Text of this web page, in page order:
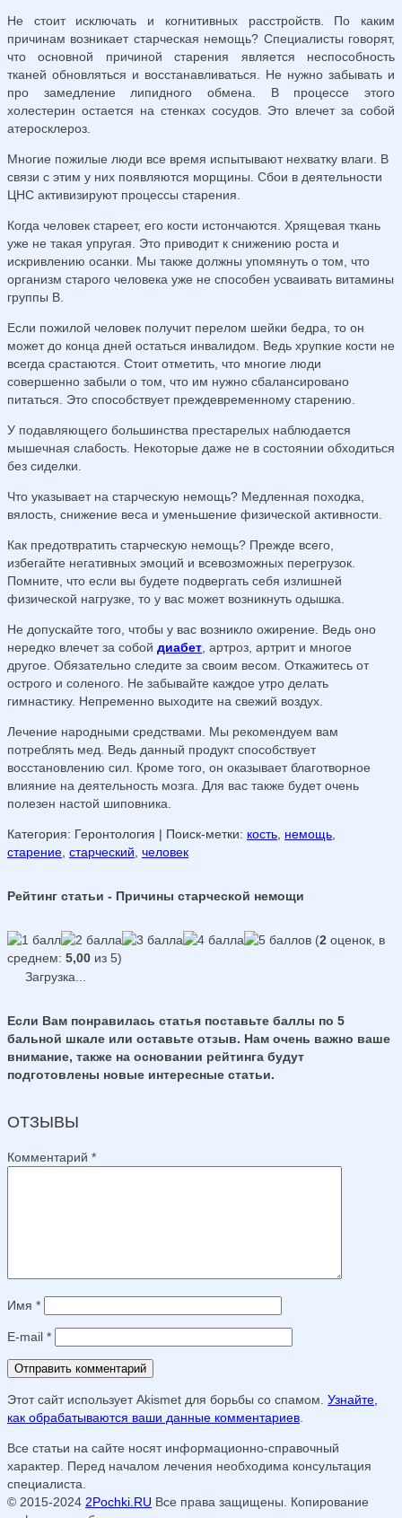
Не стоит исключать и когнитивных расстройств. По каким
причинам возникает старческая немощь? Специалисты говорят,
что основной причиной старения является неспособность
тканей обновляться и восстанавливаться. Не нужно забывать и
про замедление липидного обмена. В процессе этого
холестерин остается на стенках сосудов. Это влечет за собой
атеросклероз.
Многие пожилые люди все время испытывают нехватку влаги. В
связи с этим у них появляются морщины. Сбои в деятельности
ЦНС активизируют процессы старения.
Когда человек стареет, его кости истончаются. Хрящевая ткань
уже не такая упругая. Это приводит к снижению роста и
искривлению осанки. Мы также должны упомянуть о том, что
организм старого человека уже не способен усваивать витамины
группы В.
Если пожилой человек получит перелом шейки бедра, то он
может до конца дней остаться инвалидом. Ведь хрупкие кости не
всегда срастаются. Стоит отметить, что многие люди
совершенно забыли о том, что им нужно сбалансировано
питаться. Это способствует преждевременному старению.
У подавляющего большинства престарелых наблюдается
мышечная слабость. Некоторые даже не в состоянии обходиться
без сиделки.
Что указывает на старческую немощь? Медленная походка,
вялость, снижение веса и уменьшение физической активности.
Как предотвратить старческую немощь? Прежде всего,
избегайте негативных эмоций и всевозможных перегрузок.
Помните, что если вы будете подвергать себя излишней
физической нагрузке, то у вас может возникнуть одышка.
Не допускайте того, чтобы у вас возникло ожирение. Ведь оно
нередко влечет за собой диабет , артроз, артрит и многое
другое. Обязательно следите за своим весом. Откажитесь от
острого и соленого. Не забывайте каждое утро делать
гимнастику. Непременно выходите на свежий воздух.
Лечение народными средствами. Мы рекомендуем вам
потреблять мед. Ведь данный продукт способствует
восстановлению сил. Кроме того, он оказывает благотворное
влияние на деятельность мозга. Для вас также будет очень
полезен настой шиповника.
Категория: Геронтология | Поиск-метки: кость немощь
старение старческий человек
Рейтинг статьи - Причины старческой немощи
(2 оценок, в
среднем: 5,00 из 5)
Загрузка...
Если Вам понравилась статья поставьте баллы по 5
бальной шкале или оставьте отзыв. Нам очень важно ваше
внимание, также на основании рейтинга будут
подготовлены новые интересные статьи.
ОТЗЫВЫ
Комментарий *
Имя *
E-mail *
Этот сайт использует Akismet для борьбы со спамом. Узнайте,
как обрабатываются ваши данные комментариев
Все статьи на сайте носят информационно-справочный
характер. Перед началом лечения необходима консультация
специалиста.
© 2015-2024 2Pochki.RU Все права защищены. Копирование